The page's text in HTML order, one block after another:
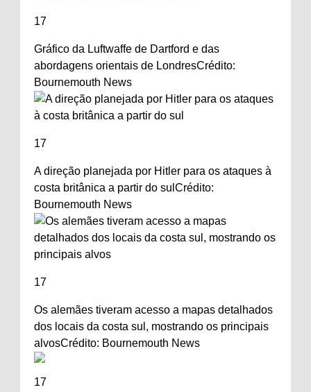
17
Gráfico da Luftwaffe de Dartford e das
abordagens orientais de LondresCrédito:
Bournemouth News
17
A direção planejada por Hitler para os ataques à
costa britânica a partir do sul Crédito:
Bournemouth News
17
Os alemães tiveram acesso a mapas detalhados
dos locais da costa sul, mostrando os principais
alvosCrédito: Bournemouth News
17